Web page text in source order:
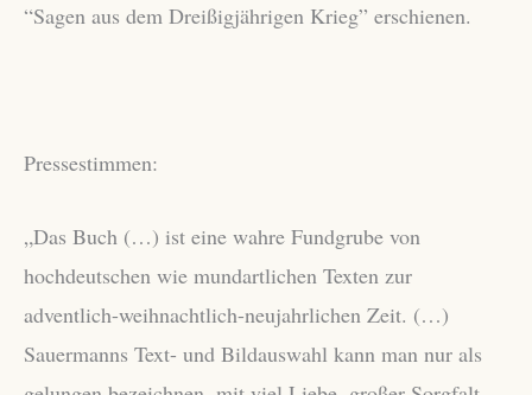
“Sagen aus dem Dreißigjährigen Krieg” erschienen.
Pressestimmen:
„Das Buch (…) ist eine wahre Fundgrube von
hochdeutschen wie mundartlichen Texten zur
adventlich-weihnachtlich-neujahrlichen Zeit. (…)
Sauermanns Text- und Bildauswahl kann man nur als